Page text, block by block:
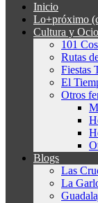
Inicio
Lo+próximo
Cultura y Ocio
101
Rutas
Fiestas
El
Otros
Blogs
Las
La